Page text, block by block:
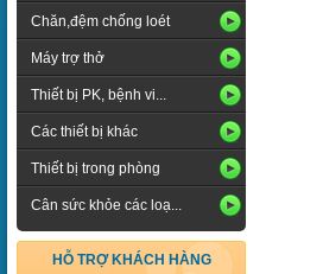
Chăn,đệm chống loét
Máy trợ thở
Thiết bị PK, bệnh vi...
Các thiết bị khác
Thiết bị trong phòng
Cân sức khỏe các loạ...
HỖ TRỢ KHÁCH HÀNG